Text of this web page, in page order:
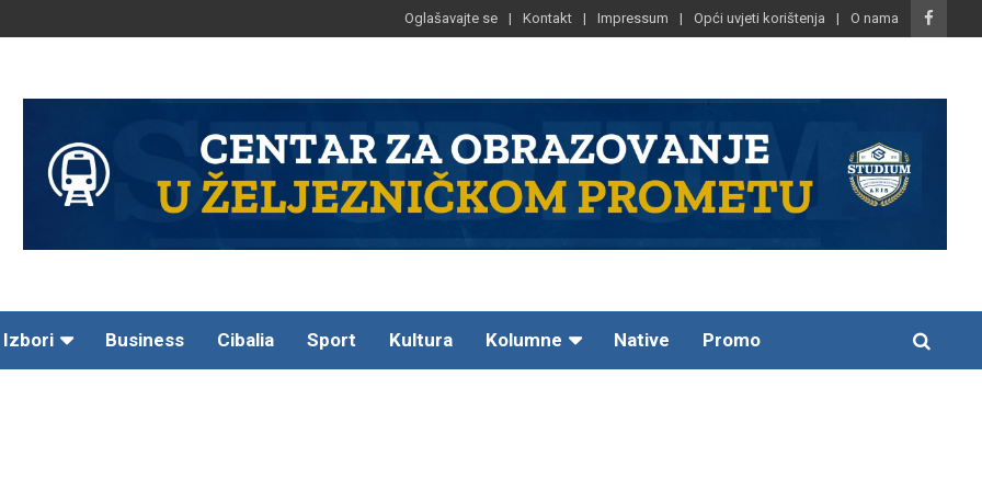
Oglašavajte se Kontakt Impressum Opći uvjeti korištenja O nama
Izbori Business Cibalia Sport Kultura Kolumne Native Promo